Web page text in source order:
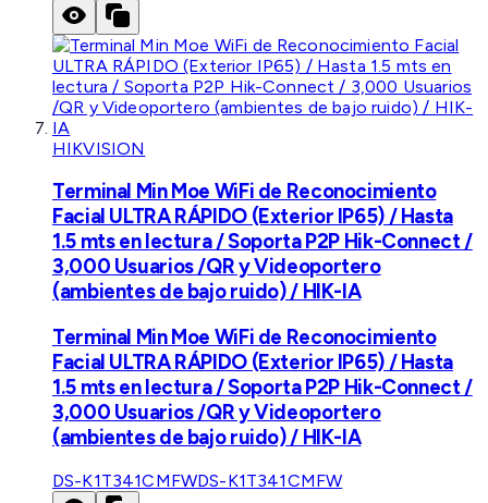
HIKVISION
Terminal Min Moe WiFi de Reconocimiento
Facial ULTRA RÁPIDO (Exterior IP65) / Hasta
1.5 mts en lectura / Soporta P2P Hik-Connect /
3,000 Usuarios /QR y Videoportero
(ambientes de bajo ruido) / HIK-IA
Terminal Min Moe WiFi de Reconocimiento
Facial ULTRA RÁPIDO (Exterior IP65) / Hasta
1.5 mts en lectura / Soporta P2P Hik-Connect /
3,000 Usuarios /QR y Videoportero
(ambientes de bajo ruido) / HIK-IA
DS-K1T341CMFWDS-K1T341CMFW